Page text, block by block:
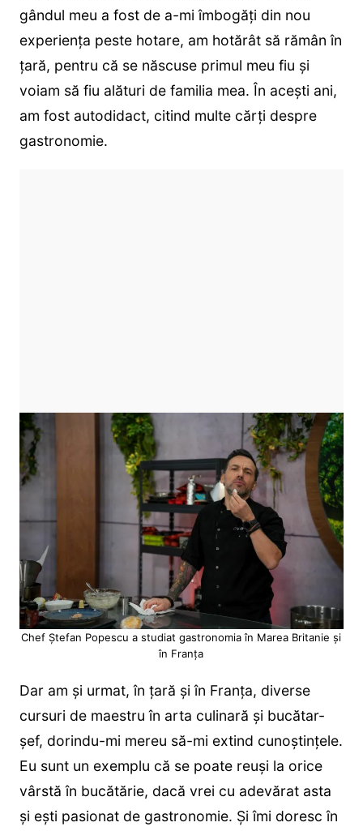
gândul meu a fost de a-mi îmbogăți din nou
experiența peste hotare, am hotărât să rămân în
țară, pentru că se născuse primul meu fiu și
voiam să fiu alături de familia mea. În acești ani,
am fost autodidact, citind multe cărți despre
gastronomie.
Chef Ștefan Popescu a studiat gastronomia în Marea Britanie și
în Franța
Dar am și urmat, în țară și în Franța, diverse
cursuri de maestru în arta culinară și bucătar-
șef, dorindu-mi mereu să-mi extind cunoștințele.
Eu sunt un exemplu că se poate reuși la orice
vârstă în bucătărie, dacă vrei cu adevărat asta
și ești pasionat de gastronomie. Și îmi doresc în